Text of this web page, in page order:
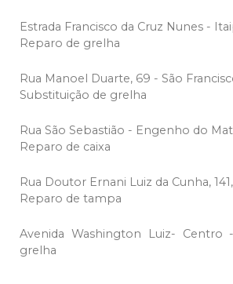
Estrada Francisco da Cruz Nunes -
Reparo de grelha
Rua Manoel Duarte, 69 - São
Substituição de grelha
Rua São Sebastião - Engenho do
Reparo de caixa
Rua Doutor Ernani Luiz da Cunha,
Reparo de tampa
Avenida Washington Luiz- Centro
grelha